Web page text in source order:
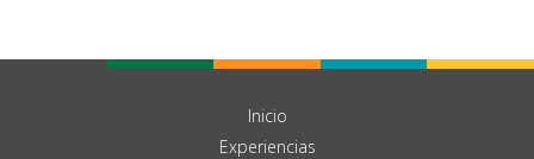
Inicio
Experiencias